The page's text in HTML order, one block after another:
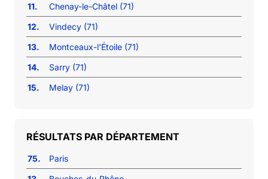
11.
Chenay-le-Châtel (71)
12.
Vindecy (71)
13.
Montceaux-l'Étoile (71)
14.
Sarry (71)
15.
Melay (71)
RÉSULTATS PAR DÉPARTEMENT
75.
Paris